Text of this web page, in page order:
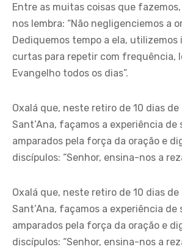
Entre as muitas coisas que
nos lembra: “Não negligenciemos a
Dediquemos tempo a ela, utilizemos
curtas para repetir com frequência,
Evangelho todos os dias”.
Oxalá que, neste retiro de 10 dias
Sant’Ana, façamos a experiência de
amparados pela força da oração e
discípulos: “Senhor, ensina-nos a
Oxalá que, neste retiro de 10 dias
Sant’Ana, façamos a experiência de
amparados pela força da oração e
discípulos: “Senhor, ensina-nos a